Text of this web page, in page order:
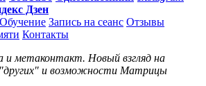
Дзен
Обучение Запись на сеанс Отзывы
Контакты
и метаконтакт. Новый взгляд на
и возможности Матрицы